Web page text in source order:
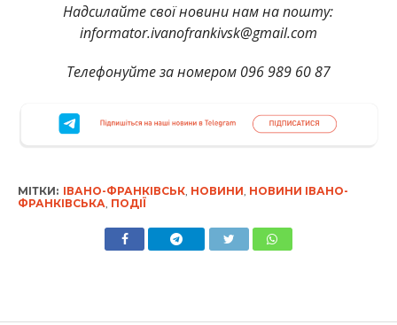
Надсилайте свої новини нам на пошту:
informator.ivanofrankivsk@gmail.com
Телефонуйте за номером 096 989 60 87
МІТКИ: ІВАНО-ФРАНКІВСЬК, НОВИНИ, НОВИНИ ІВАНО-
ФРАНКІВСЬКА, ПОДІЇ